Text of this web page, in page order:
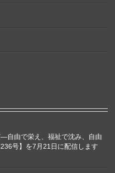
―自由で栄え、福祉で沈み、自由
号】を7月21日に配信します